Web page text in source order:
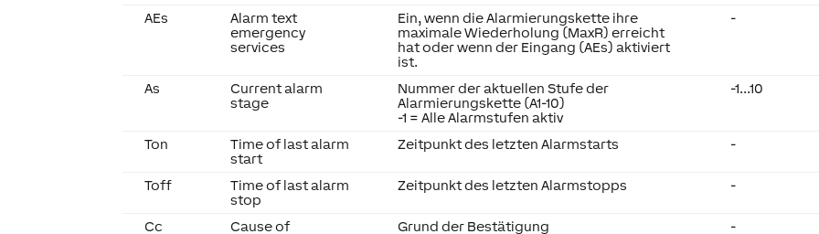
AEs
Alarm text
emergency
services
Ein, wenn die Alarmierungskette ihre
maximale Wiederholung (MaxR) erreicht
hat oder wenn der Eingang (AEs) aktiviert
ist.
-
As
Current alarm
stage
Nummer der aktuellen Stufe der
Alarmierungskette (A1-10)
-1 = Alle Alarmstufen aktiv
-1...10
Ton
Time of last alarm
start
Zeitpunkt des letzten Alarmstarts -
Toff
Time of last alarm
stop
Zeitpunkt des letzten Alarmstopps -
Cc
Cause of
Grund der Bestätigung -